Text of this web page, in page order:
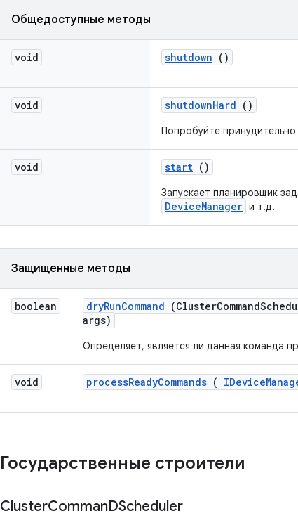
Общедоступные методы
void shutdown ()
void shutdownHard ()
Попробуйте
void start ()
Запускает планировщик
DeviceManager и т.д.
Защищенные методы
boolean dryRunCommand (ClusterCommand
args)
Определяет, является ли данная команда
void processReadyCommands ( IDevice
Государственные строители
ClusterCommanDScheduler